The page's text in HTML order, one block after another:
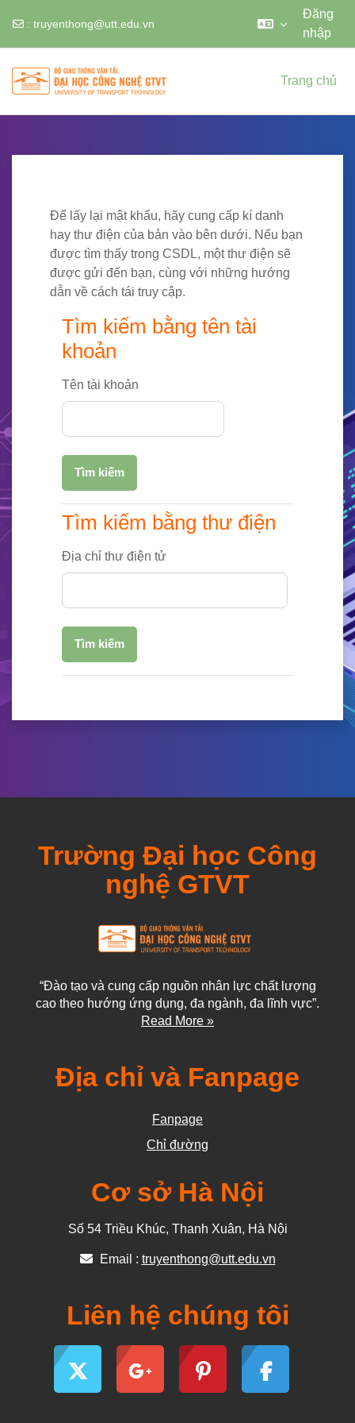
: truyenthong@utt.edu.vn
Đăng
nhập
Trang chủ
Để lấy lại mật khẩu, hãy cung cấp kí danh
hay thư điện của bản vào bên dưới. Nếu bạn
được tìm thấy trong CSDL, một thư điện sẽ
được gửi đến bạn, cùng với những hướng
dẫn về cách tái truy cập.
Tìm kiếm bằng tên tài khoản
Tìm kiếm bằng tên tài
khoản
Tên tài khoản
Tìm kiếm bằng thư điện
Tìm kiếm bằng thư điện
Địa chỉ thư điện tử
Trường Đại học Công
nghệ GTVT
“Đào tạo và cung cấp nguồn nhân lực chất lượng
cao theo hướng ứng dụng, đa ngành, đa lĩnh vực”.
Read More »
Địa chỉ và Fanpage
Fanpage
Chỉ đường
Cơ sở Hà Nội
Số 54 Triều Khúc, Thanh Xuân, Hà Nội
Email : truyenthong@utt.edu.vn
Liên hệ chúng tôi